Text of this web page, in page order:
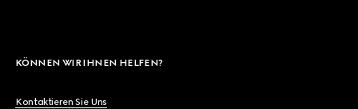
KÖNNEN WIR IHNEN HELFEN?
Kontaktieren Sie Uns